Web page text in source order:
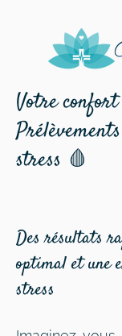
Votre
stress 🩸
Des résultats
optimal et une
stress